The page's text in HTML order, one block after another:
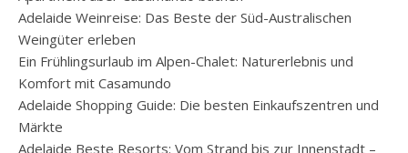
Adelaide Weinreise: Das Beste der Süd-Australischen
Weingüter erleben
Ein Frühlingsurlaub im Alpen-Chalet: Naturerlebnis und
Komfort mit Casamundo
Adelaide Shopping Guide: Die besten Einkaufszentren und
Märkte
Adelaide Beste Resorts: Vom Strand bis zur Innenstadt –